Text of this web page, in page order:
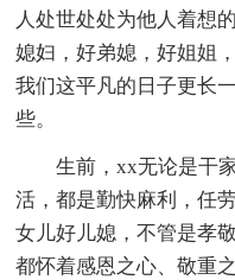
人处世处处为他人着想
媳妇，好弟媳，好姐姐
我们这平凡的日子更长
些。
生前，xx无论是干
活，都是勤快麻利，任
女儿好儿媳，不管是孝
都怀着感恩之心、敬重